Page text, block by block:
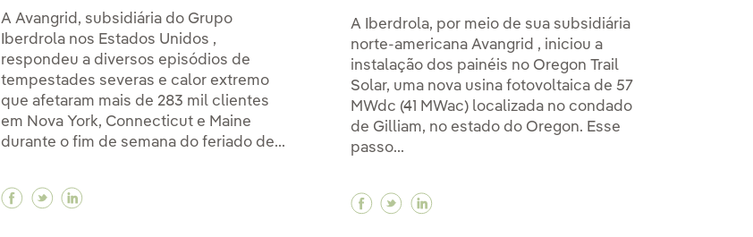
A Avangrid, subsidiária do Grupo
Iberdrola nos Estados Unidos ,
respondeu a diversos episódios de
tempestades severas e calor extremo
que afetaram mais de 283 mil clientes
em Nova York, Connecticut e Maine
durante o fim de semana do feriado de...
Facebook Iberdrola reforça a resiliência da rede diante de fenômenos meteorológicos extremos
Twitter Iberdrola reforça a resiliência da rede diante de fenômenos meteorológicos extremos
Linkedin Iberdrola reforça a resiliência da rede diante de fenômenos meteorológicos
A Iberdrola, por meio de sua subsidiária
norte-americana Avangrid , iniciou a
instalação dos painéis no Oregon Trail
Solar, uma nova usina fotovoltaica de 57
MWdc (41 MWac) localizada no condado
de Gilliam, no estado do Oregon. Esse
passo...
Facebook Iberdrola inicia instalação do projeto
Twitter Iberdrola inicia instalação do projeto